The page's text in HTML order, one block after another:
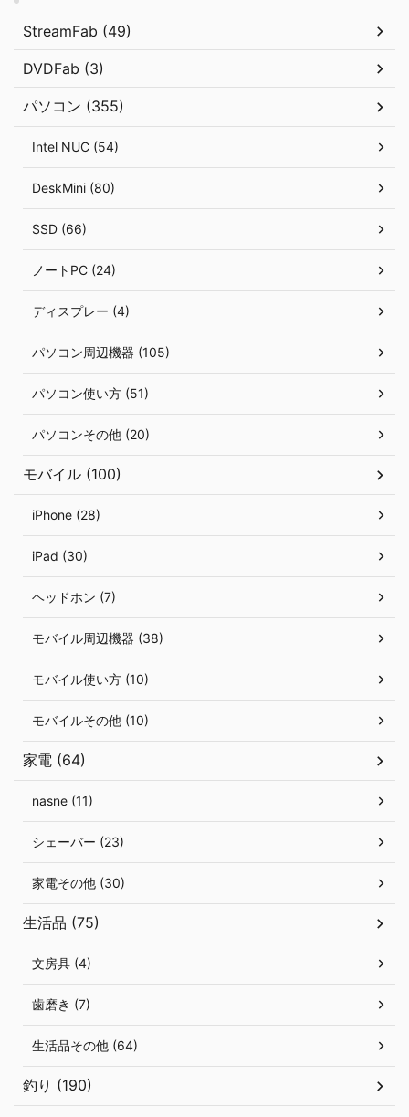
StreamFab (49)
DVDFab (3)
パソコン (355)
Intel NUC (54)
DeskMini (80)
SSD (66)
ノートPC (24)
ディスプレー (4)
パソコン周辺機器 (105)
パソコン使い方 (51)
パソコンその他 (20)
モバイル (100)
iPhone (28)
iPad (30)
ヘッドホン (7)
モバイル周辺機器 (38)
モバイル使い方 (10)
モバイルその他 (10)
家電 (64)
nasne (11)
シェーバー (23)
家電その他 (30)
生活品 (75)
文房具 (4)
歯磨き (7)
生活品その他 (64)
釣り (190)